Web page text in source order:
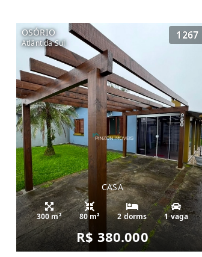
OSÓRIO
Atlântida Sul
1267
CASA
300 m² 80 m² 2 dorms 1 vaga
R$ 380.000